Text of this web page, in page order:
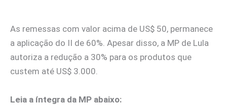
As remessas com valor acima de US$ 50, permanece
a aplicação do II de 60%. Apesar disso, a MP de Lula
autoriza a redução a 30% para os produtos que
custem até US$ 3.000.
Leia a íntegra da MP abaixo: